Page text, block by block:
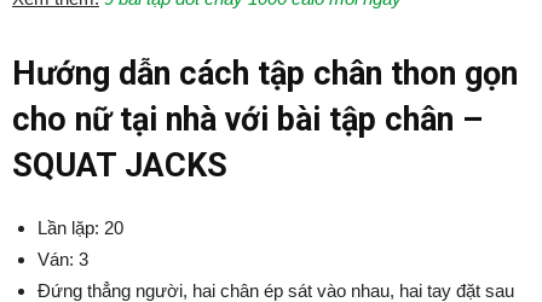
Hướng dẫn cách tập chân thon gọn
cho nữ tại nhà với bài tập chân –
SQUAT JACKS
Lần lặp: 20
Ván: 3
Đứng thẳng người, hai chân ép sát vào nhau, hai tay đặt sau